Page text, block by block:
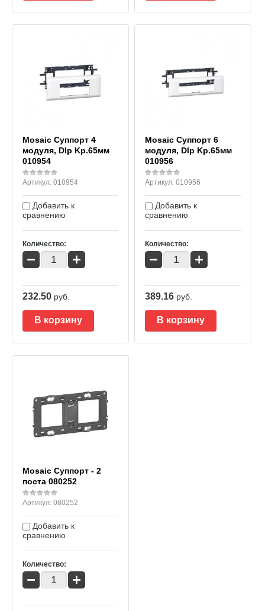
Mosaic Суппорт 4
модуля, Dlp Kp.65мм
010954
Артикул: 010954
Добавить к
сравнению
Количество:
− +
232.50 руб.
В корзину
Mosaic Суппорт 6
модуля, Dlp Kp.65мм
010956
Артикул:010956
Добавить к
сравнению
Количество:
− +
389.16 руб.
В корзину
Mosaic Суппорт - 2
поста 080252
Артикул: 080252
Добавить к
сравнению
Количество:
− +